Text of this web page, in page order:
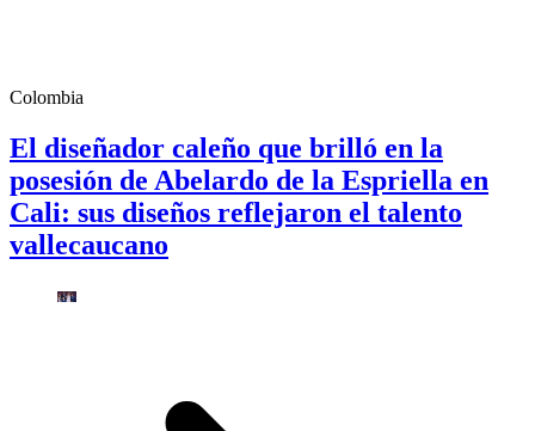
Colombia
El diseñador caleño que brilló en la
posesión de Abelardo de la Espriella en
Cali: sus diseños reflejaron el talento
vallecaucano